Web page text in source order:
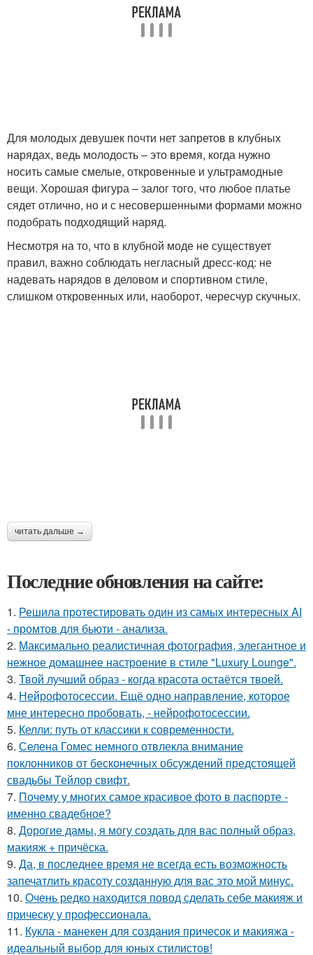
Для молодых девушек почти нет запретов в клубных
нарядах, ведь молодость – это время, когда нужно
носить самые смелые, откровенные и ультрамодные
вещи. Хорошая фигура – залог того, что любое платье
сядет отлично, но и с несовершенными формами можно
подобрать подходящий наряд.
Несмотря на то, что в клубной моде не существует
правил, важно соблюдать негласный дресс-код: не
надевать нарядов в деловом и спортивном стиле,
слишком откровенных или, наоборот, чересчур скучных.
читать дальше →
Последние обновления на сайте:
1. Решила протестировать один из самых интересных AI
- промтов для бьюти - анализа.
2. Максимально реалистичная фотография, элегантное и
нежное домашнее настроение в стиле "Luxury Lounge".
3. Твой лучший образ - когда красота остаётся твоей.
4. Нейрофотосессии. Ещё одно направление, которое
мне интересно пробовать, - нейрофотосессии.
5. Келли: путь от классики к современности.
6. Селена Гомес немного отвлекла внимание
поклонников от бесконечных обсуждений предстоящей
свадьбы Тейлор свифт.
7. Почему у многих самое красивое фото в паспорте -
именно свадебное?
8. Дорогие дамы, я могу создать для вас полный образ,
макияж + причёска.
9. Да, в последнее время не всегда есть возможность
запечатлить красоту созданную для вас это мой минус.
10. Очень редко находится повод сделать себе макияж и
прическу у профессионала.
11. Кукла - манекен для создания причесок и макияжа -
идеальный выбор для юных стилистов!